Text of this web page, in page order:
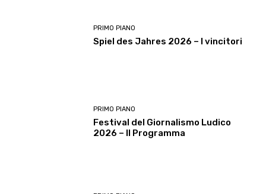
PRIMO PIANO
Spiel des Jahres 2026 – I vincitori
PRIMO PIANO
Festival del Giornalismo Ludico
2026 – Il Programma